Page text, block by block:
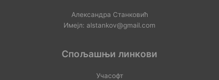
Александра Станковић
Имејл: alstankov@gmail.com
Спољашњи линкови
Учасофт